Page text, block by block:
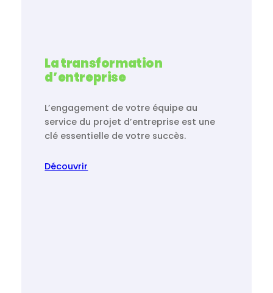
La transformation
d’entreprise
L’engagement de votre équipe au
service du projet d’entreprise est une
clé essentielle de votre succès.
Découvrir